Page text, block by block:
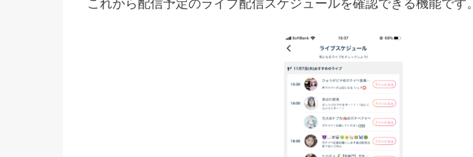
これから配信予定のライブ配信スケジュールを確認できる機能です。